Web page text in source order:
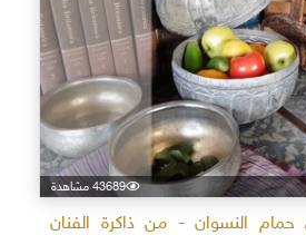
43689 مشاهدة
حمام النسوان - من ذاكرة الفنان